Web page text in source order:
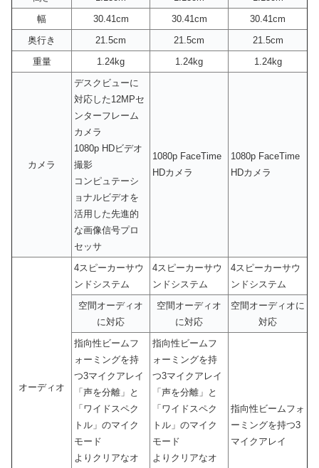
幅
30.41cm 30.41cm
30.41cm
奥行き
21.5cm 21.5cm
21.5cm
重量
1.24kg 1.24kg 1.24kg
カメラ
デスクビューに
対応した12MPセ
ンターフレーム
カメラ
1080p HDビデオ
撮影
コンピュテーシ
ョナルビデオを
活用した先進的
な画像信号プロ
セッサ
1080p FaceTime
HDカメラ
1080p FaceTime
HDカメラ
オーディオ
4スピーカーサウ
ンドシステム
4スピーカーサウ
ンドシステム
4スピーカーサウ
ンドシステム
空間オーディオ
に対応
空間オーディオ
に対応
空間オーディオに
対応
指向性ビームフ
ォーミングを持
つ3マイクアレイ
「声を分離」と
「ワイドスペク
トル」のマイク
モード
よりクリアなオ
指向性ビームフ
ォーミングを持
つ3マイクアレイ
「声を分離」と
「ワイドスペク
トル」のマイク
モード
よりクリアなオ
指向性ビームフォ
ーミングを持つ3
マイクアレイ